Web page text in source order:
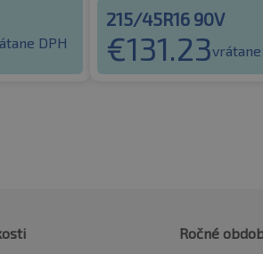
DPH
215/45R16 90V
€131.23vrátane
Ročné